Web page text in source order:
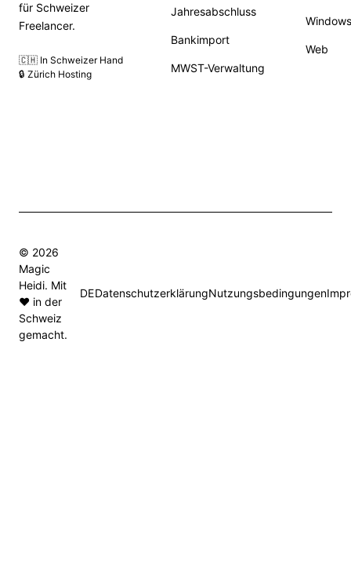
für Schweizer
Freelancer.
🇨🇭 In Schweizer Hand
🔒 Zürich Hosting
Jahresabschluss
Bankimport
MWST-Verwaltung
Windows
Web
© 2026
Magic
Heidi. Mit
❤️ in der
Schweiz
gemacht.
DEDatenschutzerklärungNutzungsbedingungen